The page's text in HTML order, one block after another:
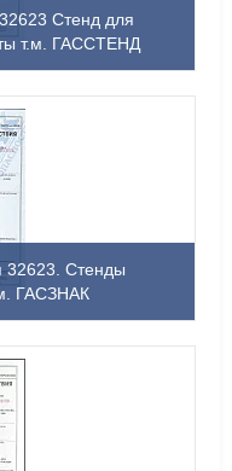
Стенд для
т.м. ГАССТЕНД
32623. Стенды
ГАСЗНАК